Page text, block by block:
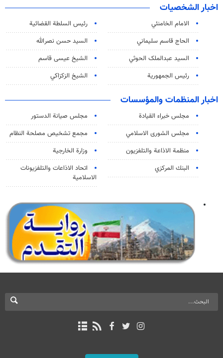
اخبار الشخصيات
الامام الخامنئي
رئیس السلطة القضائیة
الحاج قاسم سليماني
السيد حسن نصرالله
السید عبدالملک الحوثي
الشيخ عيسى قاسم
رئيس الجمهورية
الشيخ الزكزاكي
اخبار المنظمات والمؤسسات
مجلس خبراء القيادة
مجلس صيانة الدستور
مجلس الشورى الاسلامي
مجمع تشخيص مصلحة النظام
منظمة الاذاعة والتلفزیون
وزارة الخارجية
البنك المركزي
اتحاد الاذاعات والتلفزيونات
الاسلامية